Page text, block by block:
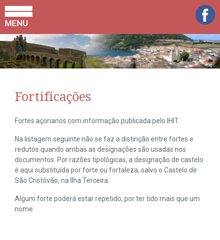
MENU
Fortificações
Fortes açorianos com informação publicada pelo IHIT.
Na listagem seguinte não se faz a distinção entre fortes e
redutos quando ambas as designações são usadas nos
documentos. Por razões tipológicas, a designação de castelo
é aqui substituída por forte ou fortaleza, salvo o Castelo de
São Cristóvão, na Ilha Terceira.
Algum forte poderá estar repetido, por ter tido mais que um
nome.